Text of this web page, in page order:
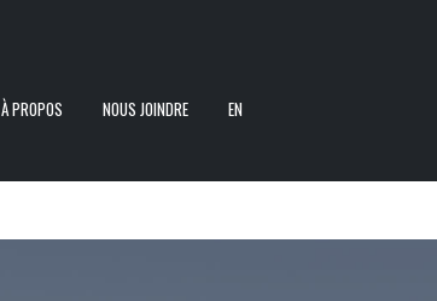
À PROPOS NOUS JOINDRE EN